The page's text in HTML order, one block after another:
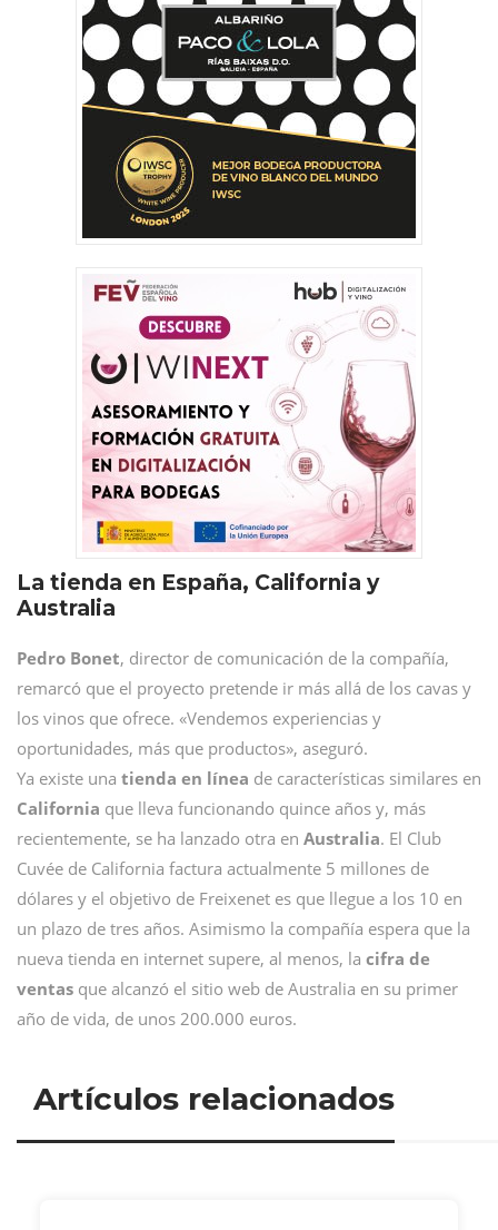
La tienda en España, California y
Australia
Pedro Bonet, director de comunicación de la compañía,
remarcó que el proyecto pretende ir más allá de los cavas y
los vinos que ofrece. «Vendemos experiencias y
oportunidades, más que productos», aseguró.
Ya existe una tienda en línea de características similares en
California que lleva funcionando quince años y, más
recientemente, se ha lanzado otra en Australia. El Club
Cuvée de California factura actualmente 5 millones de
dólares y el objetivo de Freixenet es que llegue a los 10 en
un plazo de tres años. Asimismo la compañía espera que la
nueva tienda en internet supere, al menos, la cifra de
ventas que alcanzó el sitio web de Australia en su primer
año de vida, de unos 200.000 euros.
Artículos relacionados